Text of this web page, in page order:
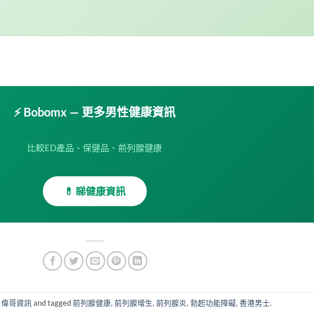
⚡ Bobomx — 更多男性健康資訊
比較ED產品、保健品、前列腺健康
💊 睇健康資訊
偉哥資訊 and tagged前列腺健康, 前列腺增生, 前列腺炎, 勃起功能障礙, 香港男士.